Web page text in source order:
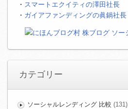
・ スマートエクイティの澤田社長
・ ガイアファンディングの眞鍋社長
カテゴリー
ソーシャルレンディング 比較 (131)